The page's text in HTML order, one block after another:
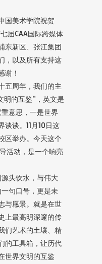
国美术学院祝贺
届CAA国际跨媒体
东新区、张江集团
，以及所有支持这
谢！
五周年，我们的主
明的互鉴”，英文是
意思，一是世界
谈谈。11月10日这
区举办。今天这个
活动，是一个响亮
头饮水，与伟大
句口号，更是未
与愿景。就是在世
上最高明深邃的传
们艺术的土壤、精
的工具箱，让历代
世界文明的互鉴